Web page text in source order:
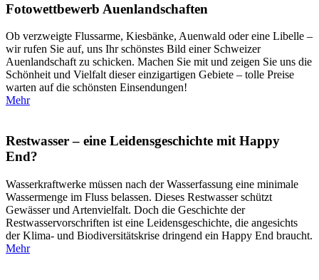
Fotowettbewerb Auenlandschaften
Ob verzweigte Flussarme, Kiesbänke, Auenwald oder eine Libelle –
wir rufen Sie auf, uns Ihr schönstes Bild einer Schweizer
Auenlandschaft zu schicken. Machen Sie mit und zeigen Sie uns die
Schönheit und Vielfalt dieser einzigartigen Gebiete – tolle Preise
warten auf die schönsten Einsendungen!
Mehr
Restwasser – eine Leidensgeschichte mit Happy
End?
Wasserkraftwerke müssen nach der Wasserfassung eine minimale
Wassermenge im Fluss belassen. Dieses Restwasser schützt
Gewässer und Artenvielfalt. Doch die Geschichte der
Restwasservorschriften ist eine Leidensgeschichte, die angesichts
der Klima- und Biodiversitätskrise dringend ein Happy End braucht.
Mehr